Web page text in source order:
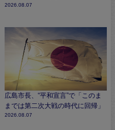
2026.08.07
広島市長、“平和宣言”で「このま
までは第二次大戦の時代に回帰」
2026.08.07